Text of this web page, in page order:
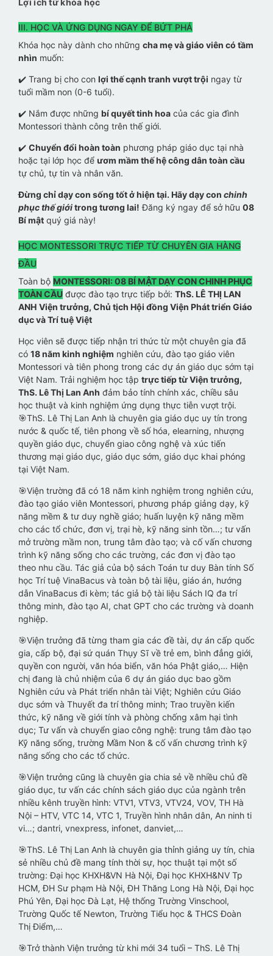
Lợi ích từ khóa học
III. HỌC VÀ ỨNG DỤNG NGAY ĐỂ BỨT PHÁ
Khóa học này dành cho những cha mẹ và giáo viên có tầm
nhìn muốn:
✔️ Trang bị cho con lợi thế cạnh tranh vượt trội ngay từ
tuổi mầm non (0-6 tuổi).
✔️ Nắm được những bí quyết tinh hoa của các gia đình
Montessori thành công trên thế giới.
✔️ Chuyển đổi hoàn toàn phương pháp giáo dục tại nhà
hoặc tại lớp học để ươm mầm thế hệ công dân toàn cầu
tự chủ, tự tin và nhân văn.
Đừng chỉ dạy con sống tốt ở hiện tại. Hãy dạy con chinh
phục thế giớitrong tương lai! Đăng ký ngay để sở hữu 08
Bí mật quý giá này!
HỌC MONTESSORI TRỰC TIẾP TỪ CHUYÊN GIA HÀNG
ĐẦU
Toàn bộ MONTESSORI: 08 BÍ MẬT DẠY CON CHINH PHỤC
TOÀN CẦU được đào tạo trực tiếp bởi: ThS. LÊ THỊ LAN
ANH Viện trưởng, Chủ tịch Hội đồng Viện Phát triển Giáo
dục và Trí tuệ Việt
Học viên sẽ được tiếp nhận tri thức từ một chuyên gia đã
có 18 năm kinh nghiệm nghiên cứu, đào tạo giáo viên
Montessori và tiên phong trong các dự án giáo dục sớm tại
Việt Nam. Trải nghiệm học tập trực tiếp từ Viện trưởng,
ThS. Lê Thị Lan Anh đảm bảo tính chính xác, chiều sâu
học thuật và kinh nghiệm ứng dụng thực tiễn vượt trội.
🎯ThS. Lê Thị Lan Anh là chuyên gia giáo dục uy tín trong
nước & quốc tế, tiên phong về số hóa, elearning, nhượng
quyền giáo dục, chuyển giao công nghệ và xúc tiến
thương mại giáo dục, giáo dục sớm, giáo dục khai phóng
tại Việt Nam.
🎯Viện trường đã có 18 năm kinh nghiệm trong nghiên cứu,
đào tạo giáo viên Montessori, phương pháp giảng dạy, kỹ
năng mềm & tư duy nghề giáo; huấn luyện kỹ năng mềm
cho các tổ chức, đơn vị, trại hè, kỹ năng sinh tồn…; tư vấn
mở trường mầm non, trung tâm đào tạo; và cố vấn chương
trình kỹ năng sống cho các trường, các đơn vị đào tạo
theo nhu cầu. Tác giả của bộ sách Toán tư duy Bàn tính Số
học Trí tuệ VinaBacus và toàn bộ tài liệu, giáo án, hướng
dẫn VinaBacus đi kèm; tác giả bộ tài liệu Sách IQ đa trí
thông minh, đào tạo AI, chat GPT cho các trường và doanh
nghiệp.
🎯Viện trưởng đã từng tham gia các đề tài, dự án cấp quốc
gia, cấp bộ, đại sứ quán Thụy Sĩ về trẻ em, bình đẳng giới,
quyền con người, văn hóa biển, văn hóa Phật giáo,… Hiện
chị đang là chủ nhiệm của 6 dự án giáo dục bao gồm
Nghiên cứu và Phát triển nhân tài Việt; Nghiên cứu Giáo
dục sớm và Thuyết đa trí thông minh; Trao truyền kiến
thức, kỹ năng về giới tính và phòng chống xâm hại tình
dục; Tư vấn và chuyển giao công nghệ: trung tâm đào tạo
Kỹ năng sống, trường Mầm Non & cố vấn chương trình kỹ
năng sống cho các tổ chức.
🎯Viện trưởng cũng là chuyên gia chia sẻ về nhiều chủ đề
giáo dục, tư vấn các chính sách giáo dục của ngành trên
nhiều kênh truyền hình: VTV1, VTV3, VTV24, VOV, TH Hà
Nội – HTV, VTC 14, VTC 1, Truyền hình nhân dân, An ninh ti
vi…; dantri, vnexpress, infonet, danviet,…
🎯ThS. Lê Thị Lan Anh là chuyên gia thỉnh giảng uy tín, chia
sẻ nhiều chủ đề mang tính thời sự, học thuật tại một số
trường: Đại học KHXH&VN Hà Nội, Đại học KHXH&NV Tp
HCM, ĐH Sư phạm Hà Nội, ĐH Thăng Long Hà Nội, Đại học
Phú Yên, Đại học Đà Lạt, Hệ thống Trường Vinschool,
Trường Quốc tế Newton, Trường Tiểu học & THCS Đoàn
Thị Điểm,…
🎯Trở thành Viện trưởng từ khi mới 34 tuổi – ThS. Lê Thị